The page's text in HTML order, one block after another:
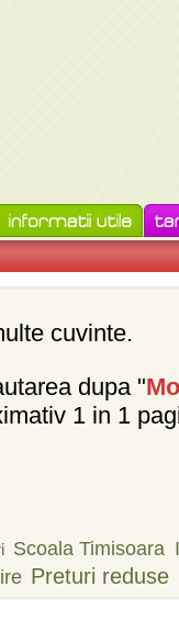
cuvinte.
dupa "
1 in 1
Scoala Timisoara
Preturi reduse